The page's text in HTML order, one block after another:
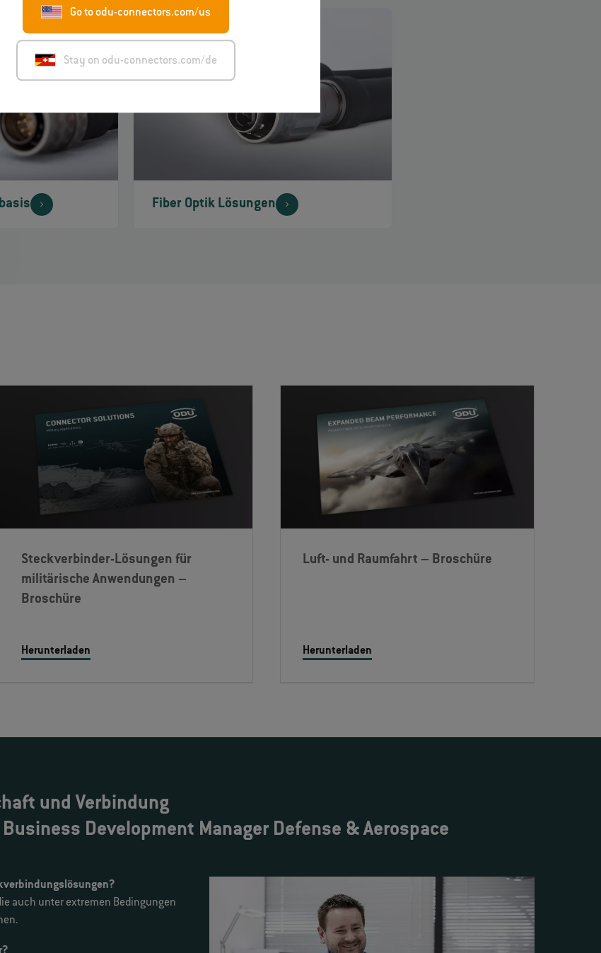
Go to odu-connectors.com/us
Stay on odu-connectors.com/de
Fiber Optik Lösungen
Steckverbinder-Lösungen für
militärische Anwendungen –
Broschüre
Herunterladen
Luft- und Raumfahrt – Broschüre
Herunterladen
und Verbindung
Development Manager Defense & Aerospace
auch unter extremen Bedingungen